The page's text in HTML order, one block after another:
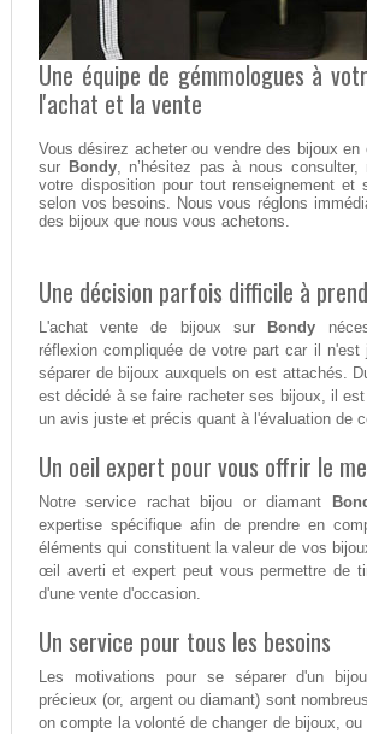
Une équipe de gémmologues à
l'achat et la vente
Vous désirez acheter ou vendre des bijoux en
sur Bondy, n’hésitez pas à nous
votre disposition pour tout renseignement et
selon vos besoins. Nous vous réglons
des bijoux que nous vous achetons.
Une décision parfois difficile à
L'achat vente de bijoux sur Bondy
réflexion compliquée de votre part car il
séparer de bijoux auxquels on est attachés.
est décidé à se faire racheter ses bijoux, il est
un avis juste et précis quant à l'évaluation de
Un oeil expert pour vous offrir le
Notre service rachat bijou or diamant
expertise spécifique afin de prendre en
éléments qui constituent la valeur de vos
œil averti et expert peut vous permettre de
d'une vente d'occasion.
Un service pour tous les besoins
Les motivations pour se séparer d'un
précieux (or, argent ou diamant) sont
on compte la volonté de changer de bijoux,